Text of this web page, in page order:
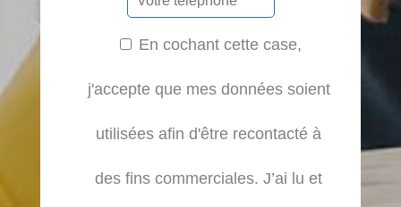
En cochant cette case,
j'accepte que mes données soient
utilisées afin d'être recontacté à
des fins commerciales. J’ai lu et